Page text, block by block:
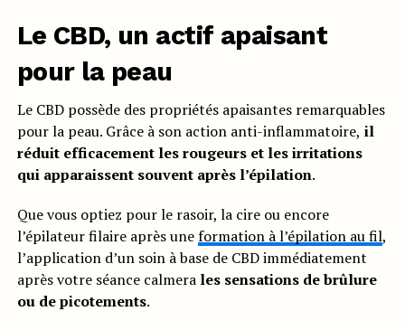
Le CBD, un actif apaisant
pour la peau
Le CBD possède des propriétés apaisantes remarquables
pour la peau. Grâce à son action anti-inflammatoire, il
réduit efficacement les rougeurs et les irritations
qui apparaissent souvent après l’épilation.
Que vous optiez pour le rasoir, la cire ou encore
l’épilateur filaire après uneformation à l’épilation au fil,
l’application d’un soin à base de CBD immédiatement
après votre séance calmerales sensations de brûlure
ou de picotements.